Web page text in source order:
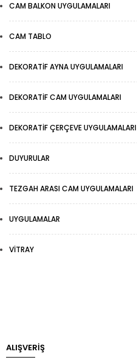
CAM BALKON UYGULAMALARI
CAM TABLO
DEKORATIF AYNA UYGULAMALARI
DEKORATIF CAM UYGULAMALARI
DEKORATIF ÇERÇEVE UYGULAMALARI
DUYURULAR
TEZGAH ARASI CAM UYGULAMALARI
UYGULAMALAR
VITRAY
ALIŞVERİŞ